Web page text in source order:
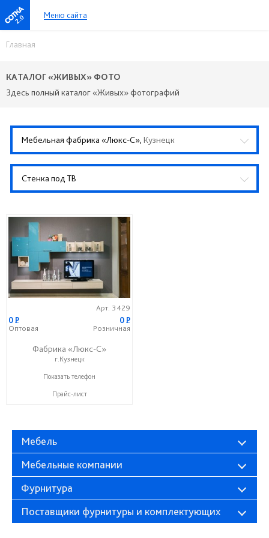
2.0 Меню сайта
Главная
КАТАЛОГ «ЖИВЫХ» ФОТО
Здесь полный каталог «Живых» фотографий
Мебельная фабрика «Люкс-С», Кузнецк
Стенка под ТВ
Арт. 3429
0P
Оптовая
0P
Розничная
Фабрика «Люкс-С»
г.Кузнецк
+ 7 (999) 748-11-11
Показать телефон
Прайс-лист
Мебель
Мебельные компании
Фурнитура
Поставщики фурнитуры и комплектующих